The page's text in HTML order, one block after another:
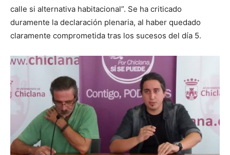
calle si alternativa habitacional”. Se ha criticado
duramente la declaración plenaria, al haber quedado
claramente comprometida tras los sucesos del día 5.